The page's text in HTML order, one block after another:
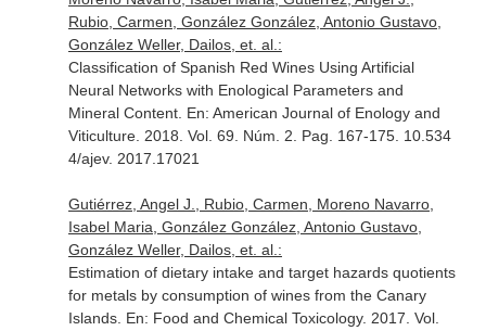
Rubio, Carmen, González González, Antonio Gustavo,
González Weller, Dailos, et. al.:
Classification of Spanish Red Wines Using Artificial
Neural Networks with Enological Parameters and
Mineral Content. En: American Journal of Enology and
Viticulture. 2018. Vol. 69. Núm. 2. Pag. 167-175. 10.534
4/ajev. 2017.17021
Gutiérrez, Angel J., Rubio, Carmen, Moreno Navarro,
Isabel Maria, González González, Antonio Gustavo,
González Weller, Dailos, et. al.:
Estimation of dietary intake and target hazards quotients
for metals by consumption of wines from the Canary
Islands. En: Food and Chemical Toxicology. 2017. Vol.